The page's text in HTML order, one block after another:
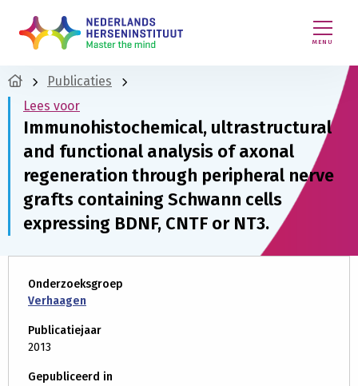
MENU
Publicaties
Lees voor
Immunohistochemical, ultrastructural
and functional analysis of axonal
regeneration through peripheral nerve
grafts containing Schwann cells
expressing BDNF, CNTF or NT3.
Onderzoeksgroep
Verhaagen
Publicatiejaar
2013
Gepubliceerd in